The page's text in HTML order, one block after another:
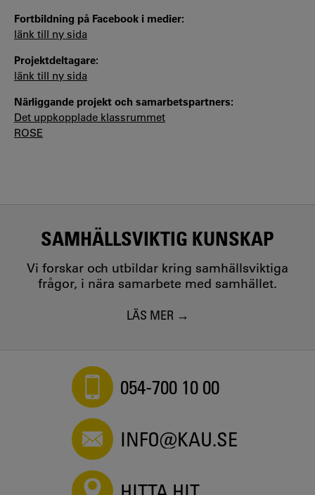
Fortbildning på Facebook i medier:
länk till ny sida
Projektdeltagare:
länk till ny sida
Närliggande projekt och samarbetspartners:
Det uppkopplade klassrummet
ROSE
SAMHÄLLSVIKTIG KUNSKAP
Vi forskar och utbildar kring samhällsviktiga
frågor, i nära samarbete med samhället.
LÄS MER
054-700 10 00
INFO@KAU.SE